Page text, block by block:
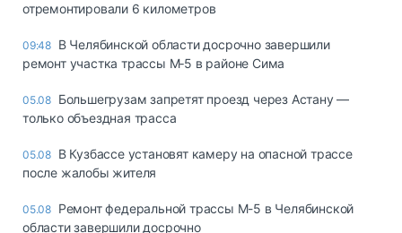
отремонтировали 6 километров
09:48 В Челябинской области досрочно завершили
ремонт участка трассы М‑5 в районе Сима
05.08 Большегрузам запретят проезд через Астану —
только объездная трасса
05.08 В Кузбассе установят камеру на опасной трассе
после жалобы жителя
05.08 Ремонт федеральной трассы М-5 в Челябинской
области завершили досрочно